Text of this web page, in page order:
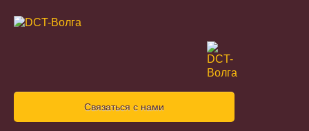
Связаться с нами